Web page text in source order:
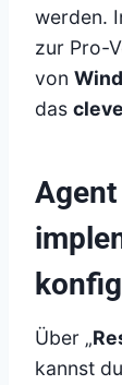
werden.
zur Pro-
von
das
Über „
kannst du